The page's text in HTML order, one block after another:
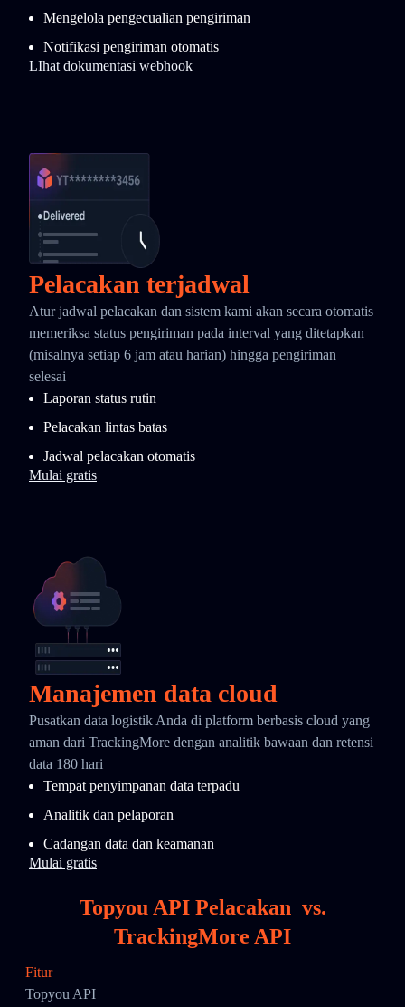
Mengelola pengecualian pengiriman
Notifikasi pengiriman otomatis
LIhat dokumentasi webhook
Pelacakan terjadwal
Atur jadwal pelacakan dan sistem kami akan secara otomatis
memeriksa status pengiriman pada interval yang ditetapkan
(misalnya setiap 6 jam atau harian) hingga pengiriman
selesai
Laporan status rutin
Pelacakan lintas batas
Jadwal pelacakan otomatis
Mulai gratis
Manajemen data cloud
Pusatkan data logistik Anda di platform berbasis cloud yang
aman dari TrackingMore dengan analitik bawaan dan retensi
data 180 hari
Tempat penyimpanan data terpadu
Analitik dan pelaporan
Cadangan data dan keamanan
Mulai gratis
Topyou API Pelacakan vs.
TrackingMore API
Fitur
Topyou API